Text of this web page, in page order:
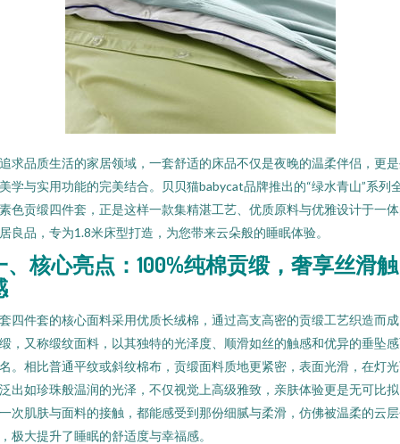
求品质生活的家居领域，一套舒适的床品不仅是夜晚的温柔伴侣，更
学与实用功能的完美结合。贝贝猫babycat品牌推出的“绿水青山”系列
色贡缎四件套，正是这样一款集精湛工艺、优质原料与优雅设计于一
良品，专为1.8米床型打造，为您带来云朵般的睡眠体验。
、核心亮点：100%纯棉贡缎，奢享丝滑触
四件套的核心面料采用优质长绒棉，通过高支高密的贡缎工艺织造而
，又称缎纹面料，以其独特的光泽度、顺滑如丝的触感和优异的垂坠
。相比普通平纹或斜纹棉布，贡缎面料质地更紧密，表面光滑，在灯
出如珍珠般温润的光泽，不仅视觉上高级雅致，亲肤体验更是无可比
次肌肤与面料的接触，都能感受到那份细腻与柔滑，仿佛被温柔的云
极大提升了睡眠的舒适度与幸福感。